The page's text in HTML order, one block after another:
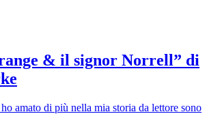
& il signor Norrell” di
amato di più nella mia storia da lettore sono